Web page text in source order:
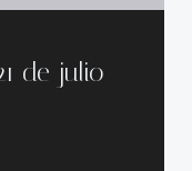
de julio